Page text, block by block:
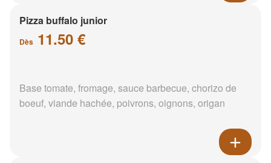
Pizza buffalo junior
Dès 11.50 €
Base tomate, fromage, sauce barbecue, chorizo de
boeuf, viande hachée, poivrons, oignons, origan